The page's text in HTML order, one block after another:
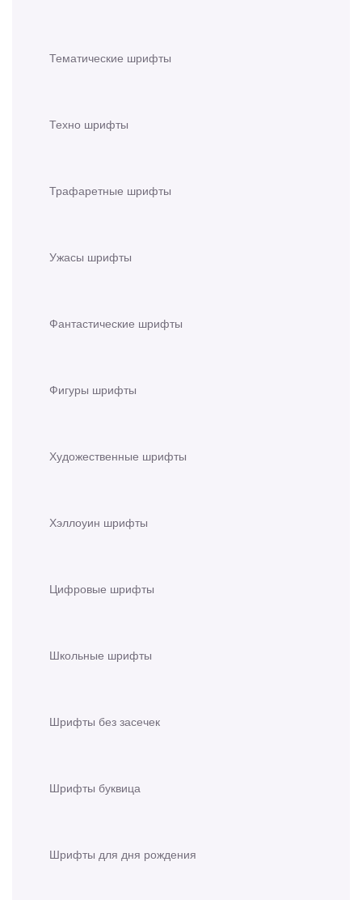
Тематические шрифты
Техно шрифты
Трафаретные шрифты
Ужасы шрифты
Фантастические шрифты
Фигуры шрифты
Художественные шрифты
Хэллоуин шрифты
Цифровые шрифты
Школьные шрифты
Шрифты без засечек
Шрифты буквица
Шрифты для дня рождения